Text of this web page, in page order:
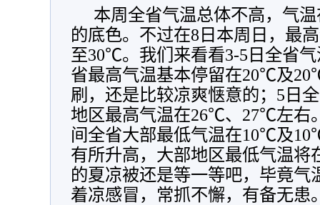
本周全省气温总体不高，气
的底色。不过在8日本周日，最
至30℃。我们来看看3-5日全省
省最高气温基本停留在20℃及
刷，还是比较凉爽惬意的；5日
地区最高气温在26℃、27℃左右
间全省大部最低气温在10℃及
有所升高，大部地区最低气温
的夏凉被还是等一等吧，毕竟气
着凉感冒，常抓不懈，有备无患